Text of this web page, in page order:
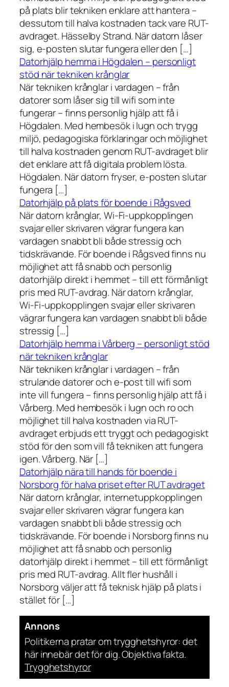
på plats blir tekniken enklare att hantera –
dessutom till halva kostnaden tack vare RUT-
avdraget. Hässelby Strand. När datorn låser
sig, e-posten slutar fungera eller den […]
Datorhjälp hemma i Högdalen – personligt
stöd när tekniken krånglar
När tekniken krånglar i vardagen – från
datorer som låser sig till wifi som inte
fungerar – finns personlig hjälp att få i
Högdalen. Med hembesök i lugn och trygg
miljö, pedagogiska förklaringar och möjlighet
till halva kostnaden genom RUT-avdraget blir
det enklare att få digitala problem lösta.
Högdalen. När datorn fryser, e-posten slutar
fungera […]
Datorhjälp på plats för boende i Rågsved
När datorn krånglar, Wi-Fi-uppkopplingen
svajar eller skrivaren vägrar fungera kan
vardagen snabbt bli både stressig och
tidskrävande. För boende i Rågsved finns nu
möjlighet att få snabb och personlig
datorhjälp direkt i hemmet – till ett förmånligt
pris med RUT-avdrag. När datorn krånglar,
Wi-Fi-uppkopplingen svajar eller skrivaren
vägrar fungera kan vardagen snabbt bli både
stressig […]
Datorhjälp hemma i Vårberg – personligt stöd
när tekniken krånglar
När tekniken krånglar i vardagen – från
strulande datorer och e-post till wifi som
inte vill fungera – finns personlig hjälp att få i
Vårberg. Med hembesök i lugn och ro och
möjlighet till halva kostnaden via RUT-
avdraget erbjuds ett tryggt och pedagogiskt
stöd för den som vill få tekniken att fungera
igen. Vårberg. När […]
Datorhjälp nära till hands för boende i
Norsborg för halva priset efter RUT avdraget
När datorn krånglar, internetuppkopplingen
svajar eller skrivaren vägrar fungera kan
vardagen snabbt bli både stressig och
tidskrävande. För boende i Norsborg finns nu
möjlighet att få snabb och personlig
datorhjälp direkt i hemmet – till ett förmånligt
pris med RUT-avdrag. Allt fler hushåll i
Norsborg väljer att få teknisk hjälp på plats i
stället för […]
Annons
Politikerna pratar om trygghetshyror: det
här innebär det för dig. Objektiva fakta.
Trygghetshyror